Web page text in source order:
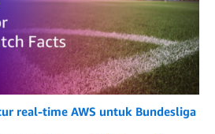
real-time AWS untuk Bundesliga